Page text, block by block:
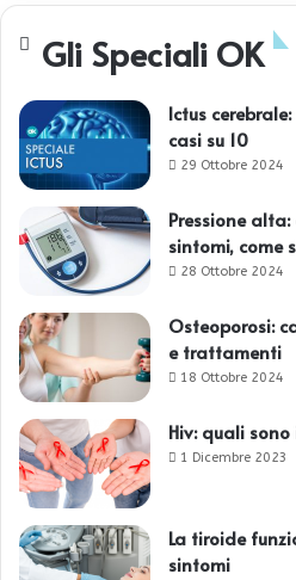
Gli Speciali OK
Ictus
casi su 10
29 Ottobre 2024
Pressione
sintomi, come
28 Ottobre 2024
Osteoporosi:
e trattamenti
18 Ottobre 2024
Hiv: quali
1 Dicembre 2023
La tiroide
sintomi